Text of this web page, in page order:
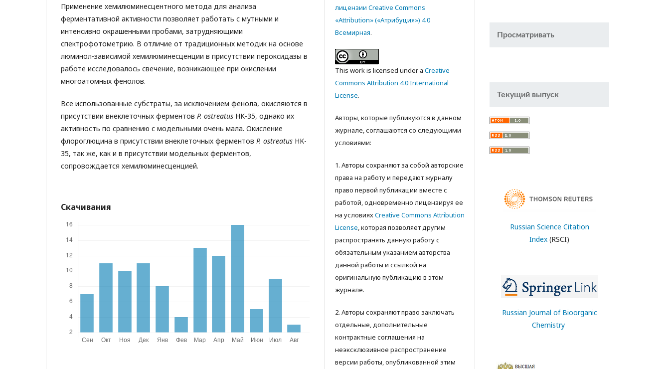
Применение хемилюминесцентного метода для анализа
ферментативной активности позволяет работать с мутными и
интенсивно окрашенными пробами, затрудняющими
спектрофотометрию. В отличие от традиционных методик на основе
люминол-зависимой хемилюминесценции в присутствии пероксидазы в
работе исследовалось свечение, возникающее при окислении
многоатомных фенолов.
Все использованные субстраты, за исключением фенола, окисляются в
присутствии внеклеточных ферментов P. оstreatus HK-35, однако их
активность по сравнению с модельными очень мала. Окисление
флороглюцина в присутствии внеклеточных ферментов P. оstreatus HK-
35, так же, как и в присутствии модельных ферментов,
сопровождается хемилюминесценцией.
Скачивания
лицензии Creative Commons
«Attribution» («Атрибуция») 4.0
Всемирная.
This work is licensed under a Creative
Commons Attribution 4.0 International
License.
Авторы, которые публикуются в данном
журнале, соглашаются со следующими
условиями:
1. Авторы сохраняют за собой авторские
права на работу и передают журналу
право первой публикации вместе с
работой, одновременно лицензируя ее
на условияхCreative Commons Attribution
License, которая позволяет другим
распространять данную работу с
обязательным указанием авторства
данной работы и ссылкой на
оригинальную публикацию в этом
журнале.
2. Авторы сохраняют право заключать
отдельные, дополнительные
контрактные соглашения на
неэксклюзивное распространение
версии работы, опубликованной этим
Просматривать
Текущий выпуск
Russian Science Citation
Index (RSCI)
Russian Journal of Bioorganic
Chemistry